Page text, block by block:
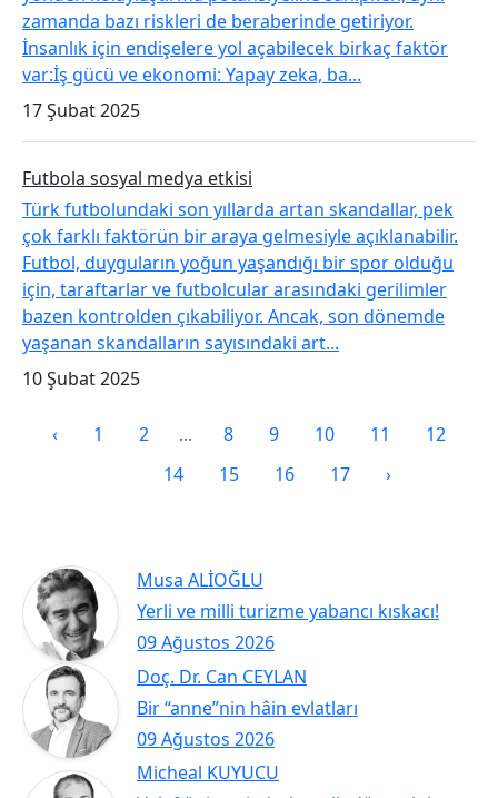
zamanda bazı riskleri de beraberinde getiriyor.
İnsanlık için endişelere yol açabilecek birkaç faktör
var:İş gücü ve ekonomi: Yapay zeka, ba...
17 Şubat 2025
Futbola sosyal medya etkisi
Türk futbolundaki son yıllarda artan skandallar, pek
çok farklı faktörün bir araya gelmesiyle açıklanabilir.
Futbol, duyguların yoğun yaşandığı bir spor olduğu
için, taraftarlar ve futbolcular arasındaki gerilimler
bazen kontrolden çıkabiliyor. Ancak, son dönemde
yaşanan skandalların sayısındaki art...
10 Şubat 2025
‹ 1 2 ... 8 9 10 11
12
14 15 16 17 ›
Musa ALİOĞLU
09 Ağustos 2026
Yerli ve milli turizme yabancı kıskacı!
Doç. Dr. Can CEYLAN
09 Ağustos 2026
Bir “anne”nin hâin evlatları
Micheal KUYUCU